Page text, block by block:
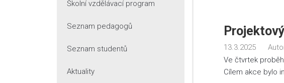
13.3.2025
Ve čtvrtek
Cílem akce bylo
Školní vzdělávací program
Seznam pedagogů
Seznam studentů
Aktuality